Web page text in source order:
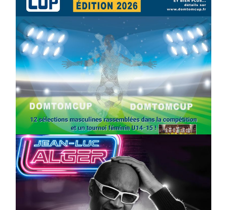
SPORT COMPÉTITIONS FOOTBALL JEUNESSE & SPORTS
Foot : la DTC 2026 approche
On03/04/2026byWebmaster2Risi